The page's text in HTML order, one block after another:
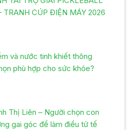
TRANH CÚP ĐIỆN MÁY 2026
và nước tinh khiết thông
phù hợp cho sức khỏe?
Thị Liên – Người chọn con
gai góc để làm điều tử tế